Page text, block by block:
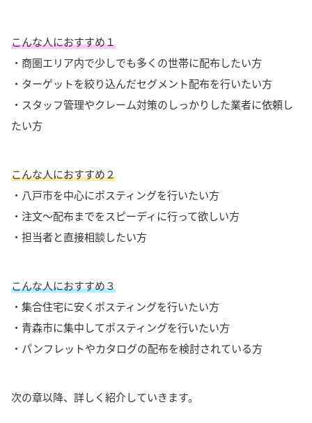
こんな人におすすめ１
・商圏エリア内で少しでも多くの世帯に配布したい方
・ターゲットを絞り込んだセグメント配布を行いたい方
・スタッフ管理やクレーム対策のしっかりした業者に依頼し
たい方
こんな人におすすめ２
・八戸市を中心にポスティングを行いたい方
・注文〜配布までをスピーディに行って欲しい方
・担当者と直接相談したい方
こんな人におすすめ３
・集合住宅に安くポスティングを行いたい方
・青森市に集中してポスティングを行いたい方
・パンフレットやカタログの配布を検討されている方
次の章以降、詳しく紹介していきます。